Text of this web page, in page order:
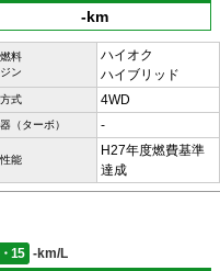
-km
料
ン
ハイオク
ハイブリッド
式 4WD
（ターボ） -
能
H27年度燃費基準
達成
15
-km/L